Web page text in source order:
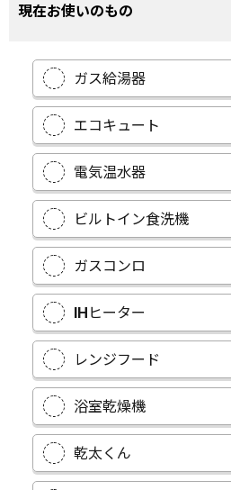
現在お使いのもの
ガス給湯器
エコキュート
電気温水器
ビルトイン食洗機
ガスコンロ
IHヒーター
レンジフード
浴室乾燥機
乾太くん